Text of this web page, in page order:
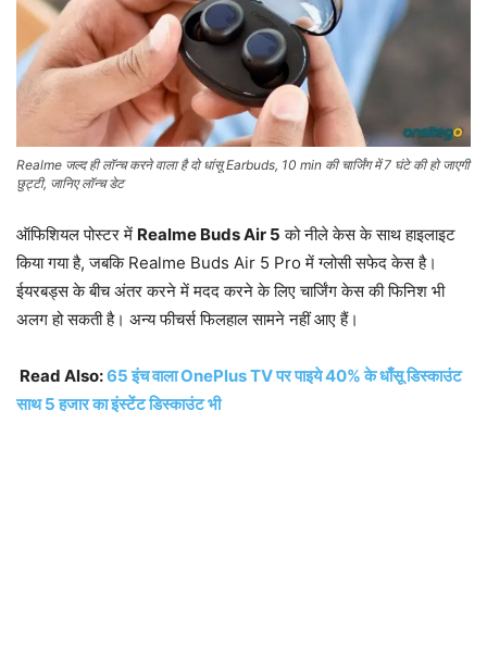
Realme जल्द ही लॉन्च करने वाला है दो धांसू Earbuds, 10 min की चार्जिंग में 7 घंटे की हो जाएगी
छुट्टी, जानिए लॉन्च डेट
ऑफिशियल पोस्टर में Realme Buds Air 5 को नीले केस के साथ हाइलाइट
किया गया है, जबकि Realme Buds Air 5 Pro में ग्लोसी सफेद केस है।
ईयरबड्स के बीच अंतर करने में मदद करने के लिए चार्जिंग केस की फिनिश भी
अलग हो सकती है। अन्य फीचर्स फिलहाल सामने नहीं आए हैं।
Read Also:65 इंच वाला OnePlus TV पर पाइये 40% के धाँसू डिस्काउंट
साथ 5 हजार का इंस्टेंट डिस्काउंट भी